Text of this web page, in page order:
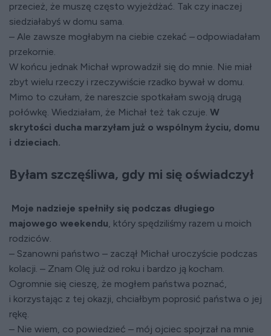
przecież, że muszę często wyjeżdżać. Tak czy inaczej
siedziałabyś w domu sama.
– Ale zawsze mogłabym na ciebie czekać – odpowiadałam
przekornie.
W końcu jednak Michał wprowadził się do mnie. Nie miał
zbyt wielu rzeczy i rzeczywiście rzadko bywał w domu.
Mimo to czułam, że nareszcie spotkałam swoją drugą
połówkę. Wiedziałam, że Michał też tak czuje. W
skrytości ducha marzyłam już o wspólnym życiu, domu
i dzieciach.
Byłam szczęśliwa, gdy mi się oświadczył
Moje nadzieje spełniły się podczas długiego
majowego weekendu, który spędziliśmy razem u moich
rodziców.
– Szanowni państwo – zaczął Michał uroczyście podczas
kolacji. – Znam Olę już od roku i bardzo ją kocham.
Ogromnie się cieszę, że mogłem państwa poznać,
i korzystając z tej okazji, chciałbym poprosić państwa o jej
rękę.
– Nie wiem, co powiedzieć – mój ojciec spojrzał na mnie